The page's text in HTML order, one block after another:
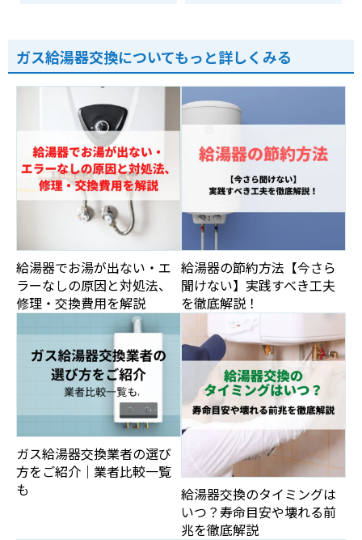
ガス給湯器交換についてもっと詳しくみる
給湯器でお湯が出ない・エ
ラーなしの原因と対処法、
修理・交換費用を解説
給湯器の節約方法【今さら
聞けない】実践すべき工夫
を徹底解説！
ガス給湯器交換業者の選び
方をご紹介｜業者比較一覧
も
給湯器交換のタイミングは
いつ？寿命目安や壊れる前
兆を徹底解説